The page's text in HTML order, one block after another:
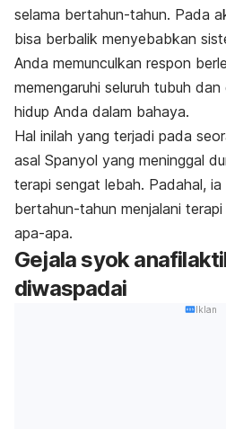
selama bertahun-tahun. Pada
bisa berbalik menyebabkan
Anda memunculkan respon
memengaruhi seluruh tubuh
hidup Anda dalam bahaya.
Hal inilah yang terjadi pada
asal Spanyol yang meninggal
terapi sengat lebah. Padahal,
bertahun-tahun menjalani
apa-apa.
Gejala syok
diwaspadai
Iklan